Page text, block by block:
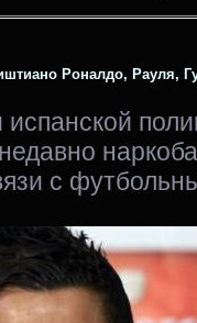
Роналдо, Рауля,
с